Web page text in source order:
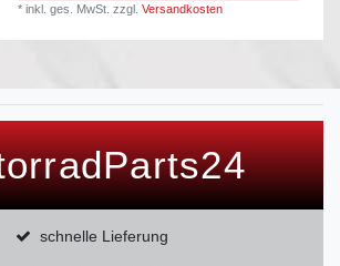
*inkl. ges. MwSt. zzgl.Versandkosten
schnelle Lieferung